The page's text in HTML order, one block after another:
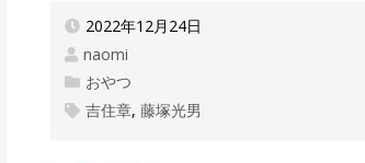
2022年12月24日
naomi
おやつ
吉住章,藤塚光男